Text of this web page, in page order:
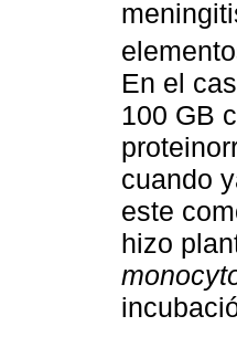
En el
100 GB
cuando
este
hizo